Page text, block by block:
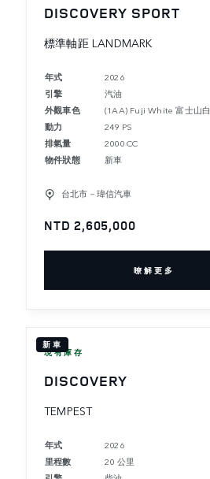
DISCOVERY SPORT
標準軸距 LANDMARK
年式
2026
引擎
汽油
外觀車色
(1AA) Fuji White 富士山白
動力
249 PS
排氣量
2000 CC
物件狀態
新車
台北市－瑋信汽車
NTD 2,605,000
暸解更多
新車
現有庫存
DISCOVERY
TEMPEST
年式
2026
里程數
20 公里